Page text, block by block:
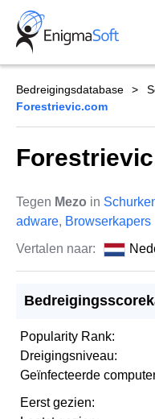
Skip
content
Bedreigingsdatabase
Forestrievic.com
Tegen Mezo in
adware, Browserkapers
Vertalen naar:
Popularity Rank:
Dreigingsniveau:
Geïnfecteerde
Eerst gezien: